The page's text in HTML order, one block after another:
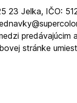
23 Jelka, IČO:
predávajúcim
stránke